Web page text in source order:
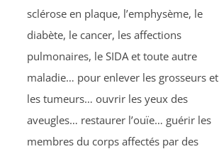
sclérose en plaque, l’emphysème, le
diabète, le cancer, les affections
pulmonaires, le SIDA et toute autre
maladie… pour enlever les grosseurs et
les tumeurs… ouvrir les yeux des
aveugles… restaurer l’ouïe… guérir les
membres du corps affectés par des